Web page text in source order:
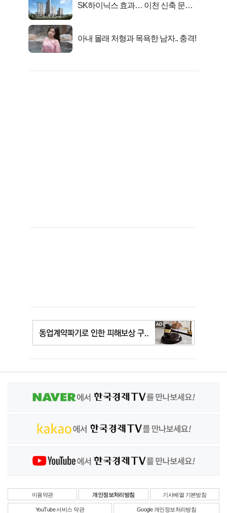
SK하이닉스 효과… 이천 신축 문의
아내 몰래 처형과 목욕한 남자.. 충격!
이용약관 개인정보처리방침 기사배열 기본방침
YouTube 서비스 약관 Google 개인정보처리방침